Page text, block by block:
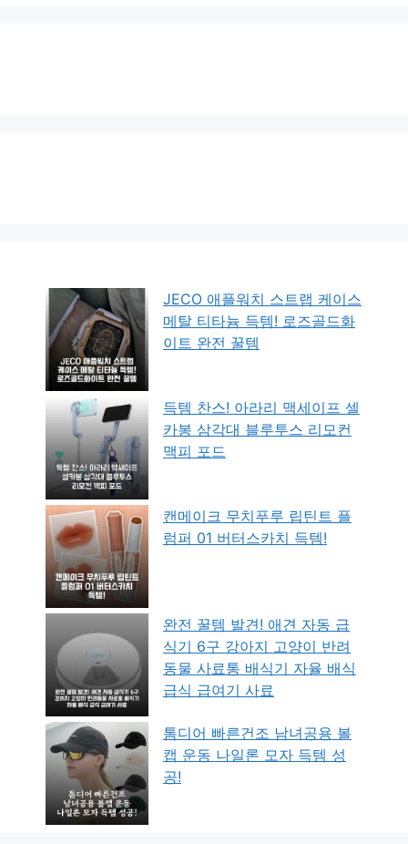
JECO 애플워치 스트랩 케이스
메탈 티타늄 득템! 로즈골드화
이트 완전 꿀템
득템 찬스! 아라리 맥세이프 셀
카봉 삼각대 블루투스 리모컨
맥피 포드
캔메이크 무치푸루 립틴트 플
럼퍼 01 버터스카치 득템!
완전 꿀템 발견! 애견 자동 급
식기 6구 강아지 고양이 반려
동물 사료통 배식기 자율 배식
급식 급여기 사료
톰디어 빠른건조 남녀공용 볼
캡 운동 나일론 모자 득템 성
공!